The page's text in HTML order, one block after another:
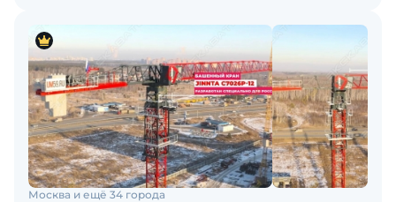
Москва и ещё 34 города